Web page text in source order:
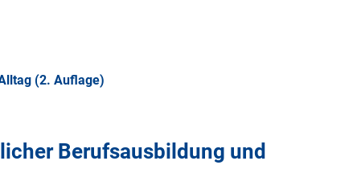
(2. Auflage)
Berufsausbildung und